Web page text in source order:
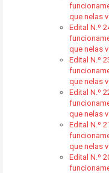
que nelas
Edital N.º
que nelas
Edital N.º
que nelas
Edital N.º
que nelas
Edital N.º
que nelas
Edital N.º